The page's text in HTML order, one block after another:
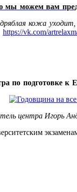
мы можем вам
кожа
https://vk.com/
по
центра Игорь